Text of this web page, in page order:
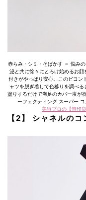
赤らみ・シミ・そばかす ＝ 悩み
泌と共に徐々にとろけ始めるお
付きがやっぱり安心。このビヨン
ャツを脱ぎ着して色移りを調べ
塗りするだけで満足のカバー度が
ーフェクティング スーパー
美容プロの【無印
【2】 シャネルの